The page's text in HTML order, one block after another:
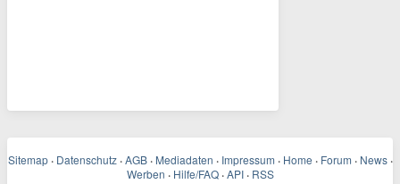
Sitemap · Datenschutz · AGB · Mediadaten · Impressum · Home · Forum · News ·
Werben · Hilfe/FAQ · API · RSS